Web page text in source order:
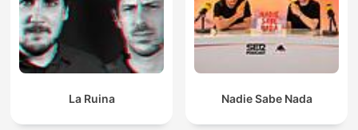
La Ruina Nadie Sabe Nada